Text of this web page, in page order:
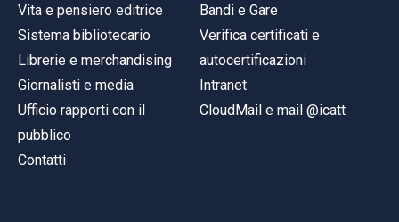
Vita e pensiero editrice
Sistema bibliotecario
Librerie e merchandising
Giornalisti e media
Ufficio rapporti con il
pubblico
Contatti
Bandi e Gare
Verifica certificati e
autocertificazioni
Intranet
CloudMail e mail @icatt